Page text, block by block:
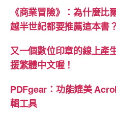
《商業冒險》：為什麼比
越半世紀都要推薦這本書？
又一個數位印章的線上產
援繁體中文喔！
PDFgear：功能媲美
輯工具